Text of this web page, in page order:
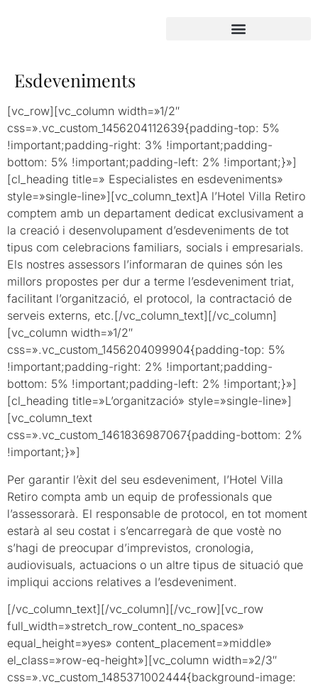
Esdeveniments
[vc_row][vc_column width=»1/2″
css=».vc_custom_1456204112639{padding-top: 5%
!important;padding-right: 3% !important;padding-
bottom: 5% !important;padding-left: 2% !important;}»]
[cl_heading title=» Especialistes en esdeveniments»
style=»single-line»][vc_column_text]A l’Hotel Villa Retiro
comptem amb un departament dedicat exclusivament a
la creació i desenvolupament d’esdeveniments de tot
tipus com celebracions familiars, socials i empresarials.
Els nostres assessors l’informaran de quines són les
millors propostes per dur a terme l’esdeveniment triat,
facilitant l’organització, el protocol, la contractació de
serveis externs, etc.[/vc_column_text][/vc_column]
[vc_column width=»1/2″
css=».vc_custom_1456204099904{padding-top: 5%
!important;padding-right: 2% !important;padding-
bottom: 5% !important;padding-left: 2% !important;}»]
[cl_heading title=»L’organització» style=»single-line»]
[vc_column_text
css=».vc_custom_1461836987067{padding-bottom: 2%
!important;}»]
Per garantir l’èxit del seu esdeveniment, l’Hotel Villa
Retiro compta amb un equip de professionals que
l’assessorarà. El responsable de protocol, en tot moment
estarà al seu costat i s’encarregarà de que vostè no
s’hagi de preocupar d’imprevistos, cronologia,
audiovisuals, actuacions o un altre tipus de situació que
impliqui accions relatives a l’esdeveniment.
[/vc_column_text][/vc_column][/vc_row][vc_row
full_width=»stretch_row_content_no_spaces»
equal_height=»yes» content_placement=»middle»
el_class=»row-eq-height»][vc_column width=»2/3″
css=».vc_custom_1485371002444{background-image: